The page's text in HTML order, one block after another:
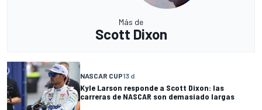
Más de
Scott Dixon
NASCAR CUP13 d
Kyle Larson responde a Scott Dixon: las
carreras de NASCAR son demasiado largas